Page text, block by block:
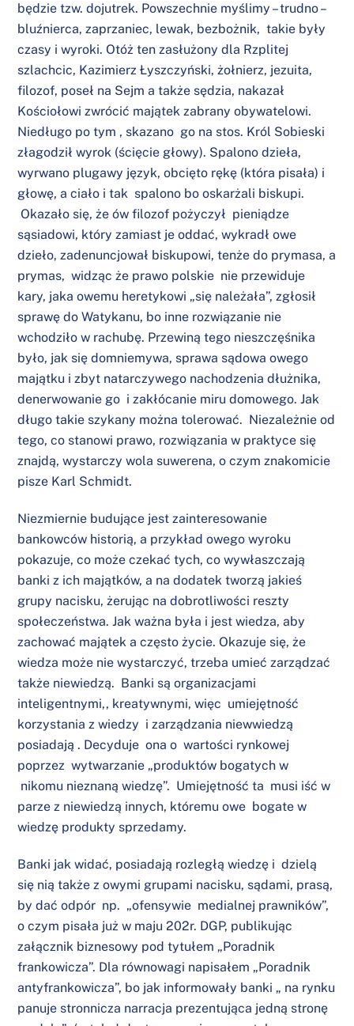
będzie tzw. dojutrek. Powszechnie myślimy – trudno –
bluźnierca, zaprzaniec, lewak, bezbożnik, takie były
czasy i wyroki. Otóż ten zasłużony dla Rzplitej
szlachcic, Kazimierz Łyszczyński, żołnierz, jezuita,
filozof, poseł na Sejm a także sędzia, nakazał
Kościołowi zwrócić majątek zabrany obywatelowi.
Niedługo po tym , skazano go na stos. Król Sobieski
złagodził wyrok (ścięcie głowy). Spalono dzieła,
wyrwano plugawy język, obcięto rękę (która pisała) i
głowę, a ciało i tak spalono bo oskarżali biskupi.
Okazało się, że ów filozof pożyczył pieniądze
sąsiadowi, który zamiast je oddać, wykradł owe
dzieło, zadenuncjował biskupowi, tenże do prymasa, a
prymas, widząc że prawo polskie nie przewiduje
kary, jaka owemu heretykowi „się należała”, zgłosił
sprawę do Watykanu, bo inne rozwiązanie nie
wchodziło w rachubę. Przewiną tego nieszczęśnika
było, jak się domniemywa, sprawa sądowa owego
majątku i zbyt natarczywego nachodzenia dłużnika,
denerwowanie go i zakłócanie miru domowego. Jak
długo takie szykany można tolerować. Niezależnie od
tego, co stanowi prawo, rozwiązania w praktyce się
znajdą, wystarczy wola suwerena, o czym znakomicie
pisze Karl Schmidt.
Niezmiernie budujące jest zainteresowanie
bankowców historią, a przykład owego wyroku
pokazuje, co może czekać tych, co wywłaszczają
banki z ich majątków, a na dodatek tworzą jakieś
grupy nacisku, żerując na dobrotliwości reszty
społeczeństwa. Jak ważna była i jest wiedza, aby
zachować majątek a często życie. Okazuje się, że
wiedza może nie wystarczyć, trzeba umieć zarządzać
także niewiedzą. Banki są organizacjami
inteligentnymi,, kreatywnymi, więc umiejętność
korzystania z wiedzy i zarządzania niewwiedzą
posiadają . Decyduje ona o wartości rynkowej
poprzez wytwarzanie „produktów bogatych w
nikomu nieznaną wiedzę”. Umiejętność ta musi iść w
parze z niewiedzą innych, któremu owe bogate w
wiedzę produkty sprzedamy.
Banki jak widać, posiadają rozległą wiedzę i dzielą
się nią także z owymi grupami nacisku, sądami, prasą,
by dać odpór np. „ofensywie medialnej prawników”,
o czym pisała już w maju 202r. DGP, publikując
załącznik biznesowy pod tytułem „Poradnik
frankowicza”. Dla równowagi napisałem „Poradnik
antyfrankowicza”, bo jak informowały banki „ na rynku
panuje stronnicza narracja prezentująca jedną stronę